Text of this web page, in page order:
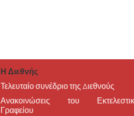
Η Διεθνής
Τελευταίο συνέδριο της Διεθνούς
Ανακοινώσεις του
Γραφείου